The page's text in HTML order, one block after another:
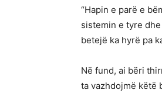
“Hapin e parë e
sistemin e tyre
betejë ka hyrë pa
Në fund, ai bëri
ta vazhdojmë këtë